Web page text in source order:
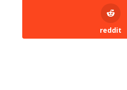
reddit